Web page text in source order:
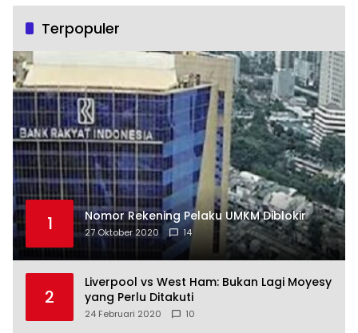
Terpopuler
1 Nomor Rekening Pelaku UMKM Diblokir
27 Oktober 2020 14
2
Liverpool vs West Ham: Bukan Lagi Moyesy
yang Perlu Ditakuti
24 Februari 2020 10